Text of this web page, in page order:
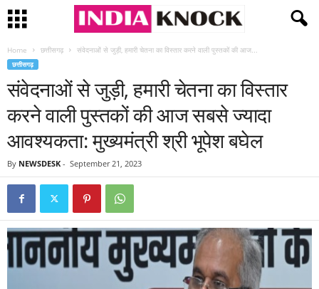
Home छत्तीसगढ़ संवेदनाओं से जुड़ी, हमारी चेतना का विस्तार करने वाली पुस्तकों की आज...
छत्तीसगढ़
संवेदनाओं से जुड़ी, हमारी चेतना का विस्तार
करने वाली पुस्तकों की आज सबसे ज्यादा
आवश्यकता: मुख्यमंत्री श्री भूपेश बघेल
By NEWSDESK - September 21, 2023